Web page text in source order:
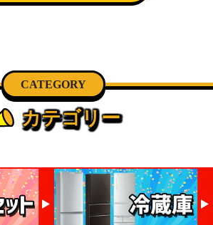
CATEGORY
カテゴリー